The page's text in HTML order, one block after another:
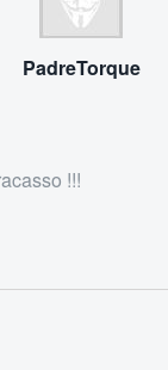
PadreTorque
!!!